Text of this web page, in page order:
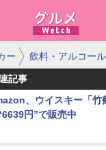
ー 飲料・アルコール
記事
、ウイスキー「竹
円”で販売中